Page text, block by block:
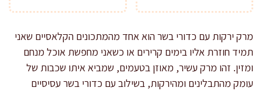
מרק ירקות עם כדורי בשר הוא אחד מהמתכונים הקלאסיים שאני
תמיד חוזרת אליו בימים קרירים או כשאני מחפשת אוכל מנחם
ומזין. זהו מרק עשיר, מאוזן בטעמים, שמביא איתו שכבות של
עומק מהתבלינים ומהירקות, בשילוב עם כדורי בשר עסיסיים